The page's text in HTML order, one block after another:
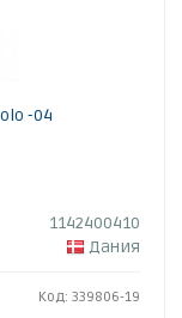
-04
1142400410
Дания
Код: 339806-19